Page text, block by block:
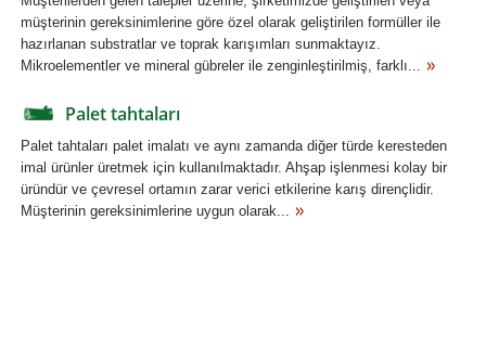
müşterinin gereksinimlerine göre özel olarak geliştirilen formüller ile
hazırlanan substratlar ve toprak karışımları sunmaktayız.
Mikroelementler ve mineral gübreler ile zenginleştirilmiş, farklı...
Palet tahtaları
Palet tahtaları palet imalatı ve aynı zamanda diğer türde keresteden
imal ürünler üretmek için kullanılmaktadır. Ahşap işlenmesi kolay bir
üründür ve çevresel ortamın zarar verici etkilerine karış dirençlidir.
Müşterinin gereksinimlerine uygun olarak...